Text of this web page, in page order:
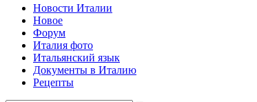
Новости Италии
Новое
Форум
Италия фото
Итальянский язык
Документы в Италию
Рецепты